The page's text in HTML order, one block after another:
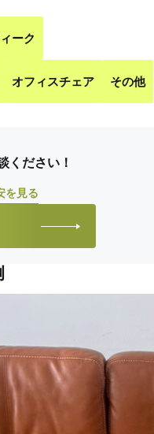
ーク
オフィスチェア その他
ください！
を見る